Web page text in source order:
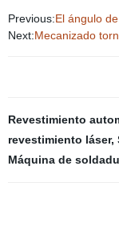
Previous:El ángulo
Next:Mecanizado
Revestimiento
revestimiento láser,
Máquina de